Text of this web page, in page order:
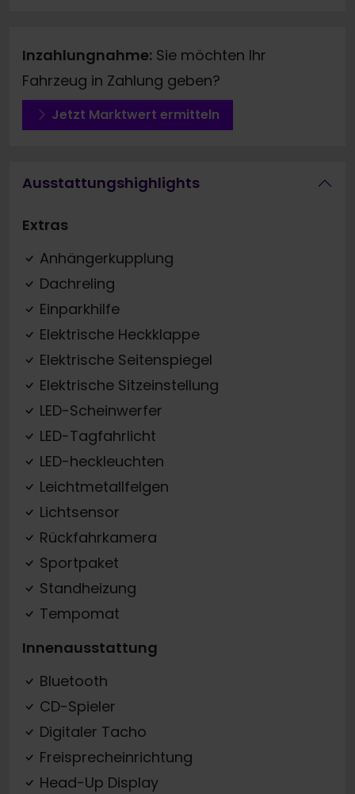
Inzahlungnahme: Sie möchten Ihr
Fahrzeug in Zahlung geben?
Jetzt Marktwert ermitteln
Ausstattungshighlights
Extras
Anhängerkupplung
Dachreling
Einparkhilfe
Elektrische Heckklappe
Elektrische Seitenspiegel
Elektrische Sitzeinstellung
LED-Scheinwerfer
LED-Tagfahrlicht
LED-heckleuchten
Leichtmetallfelgen
Lichtsensor
Rückfahrkamera
Sportpaket
Standheizung
Tempomat
Innenausstattung
Bluetooth
CD-Spieler
Digitaler Tacho
Freisprecheinrichtung
Head-Up Display